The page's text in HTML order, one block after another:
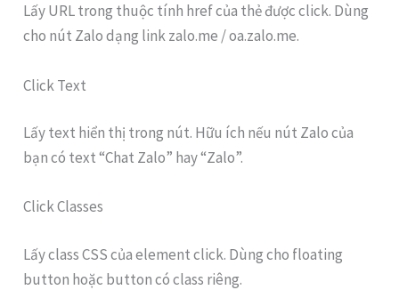
Lấy URL trong thuộc tính href của thẻ được click. Dùng
cho nút Zalo dạng link zalo.me / oa.zalo.me.
Click Text
Lấy text hiển thị trong nút. Hữu ích nếu nút Zalo của
bạn có text “Chat Zalo” hay “Zalo”.
Click Classes
Lấy class CSS của element click. Dùng cho floating
button hoặc button có class riêng.